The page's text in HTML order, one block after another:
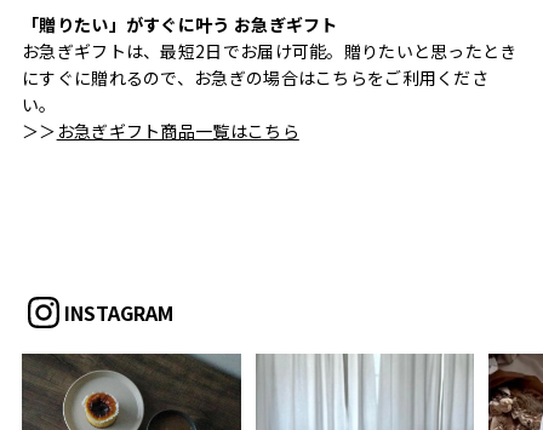
「贈りたい」がすぐに叶う お急ぎギフト
お急ぎギフトは、最短2日でお届け可能。贈りたいと思ったとき
にすぐに贈れるので、お急ぎの場合はこちらをご利用くださ
い。
＞＞ お急ぎギフト商品一覧はこちら
INSTAGRAM